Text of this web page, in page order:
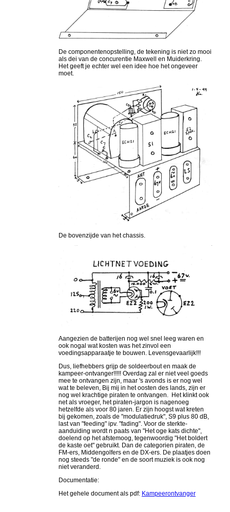
De componentenopstelling, de tekening is niet zo mooi
als dei van de concurentie Maxwell en Muiderkring.
Het geeft je echter wel een idee hoe het ongeveer
moet.
De bovenzijde van het chassis.
Aangezien de batterijen nog wel snel leeg waren en
ook nogal wat kosten was het zinvol een
voedingsapparaatje te bouwen. Levensgevaarlijk!!!
Dus, liefhebbers grijp de soldeerbout en maak de
kampeer-ontvanger!!!!! Overdag zal er niet veel goeds
mee te ontvangen zijn, maar 's avonds is er nog wel
wat te beleven, Bij mij in het oosten des lands, zijn er
nog wel krachtige piraten te ontvangen. Het klinkt ook
net als vroeger, het piraten-jargon is nagenoeg
hetzelfde als voor 80 jaren. Er zijn hoogst wat kreten
bij gekomen, zoals de "modulatiedruk", S9 plus 80 dB,
last van "feeding" ipv. "fading". Voor de sterkte-
aanduiding wordt n paats van "Het oge kats dichte",
doelend op het afstemoog, tegenwoordig "Het boldert
de kaste oet" gebruikt. Dan de categorien piraten, de
FM-ers, Middengolfers en de DX-ers. De plaatjes doen
nog steeds "de ronde" en de soort muziek is ook nog
niet veranderd.
Documentatie:
Het gehele document als pdf: Kampeerontvanger